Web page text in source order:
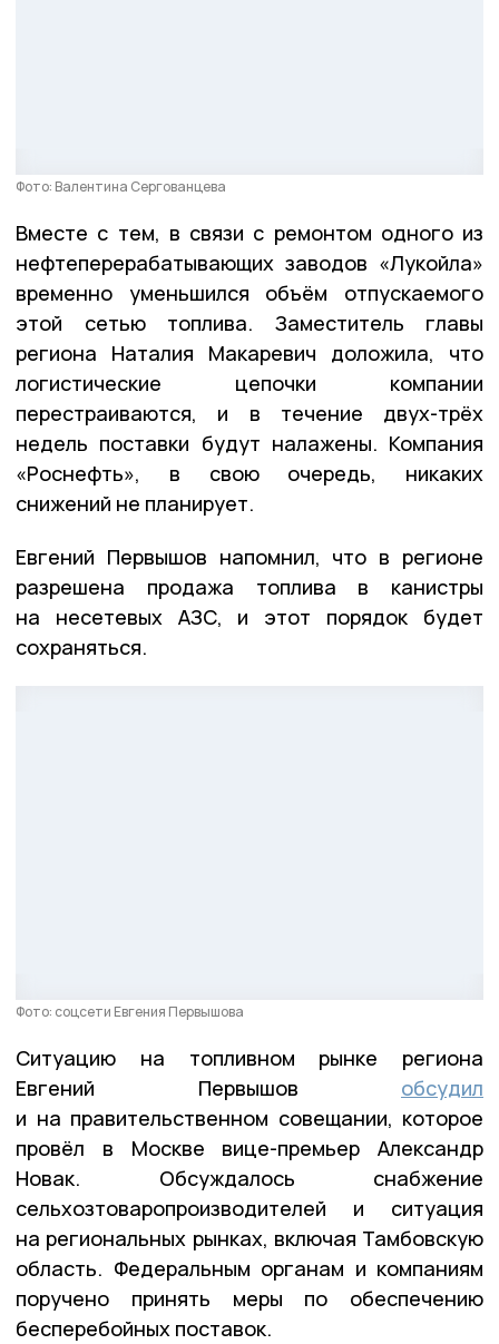
Фото: Валентина Сергованцева
Вместе с тем, в связи с ремонтом одного из
нефтеперерабатывающих заводов «Лукойла»
временно уменьшился объём отпускаемого
этой сетью топлива. Заместитель главы
региона Наталия Макаревич доложила, что
логистические цепочки компании
перестраиваются, и в течение двух-трёх
недель поставки будут налажены. Компания
«Роснефть», в свою очередь, никаких
снижений не планирует.
Евгений Первышов напомнил, что в регионе
разрешена продажа топлива в канистры
на несетевых АЗС, и этот порядок будет
сохраняться.
Фото: соцсети Евгения Первышова
Ситуацию на топливном рынке региона
Евгений Первышов обсудил
и на правительственном совещании, которое
провёл в Москве вице-премьер Александр
Новак. Обсуждалось снабжение
сельхозтоваропроизводителей и ситуация
на региональных рынках, включая Тамбовскую
область. Федеральным органам и компаниям
поручено принять меры по обеспечению
бесперебойных поставок.